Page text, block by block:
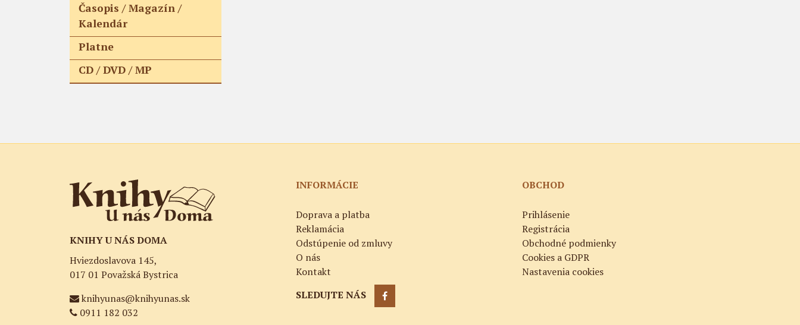
Časopis / Magazín /
Kalendár
Platne
CD / DVD / MP
KNIHY U NÁS DOMA
Hviezdoslavova 145,
017 01 Považská Bystrica
knihyunas@knihyunas.sk
0911 182 032
INFORMÁCIE
Doprava a platba
Reklamácia
Odstúpenie od zmluvy
O nás
Kontakt
SLEDUJTE NÁS
OBCHOD
Prihlásenie
Registrácia
Obchodné podmienky
Cookies a GDPR
Nastavenia cookies